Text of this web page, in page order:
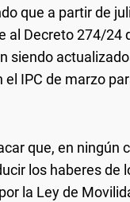
que a partir de
al Decreto 274/24
siendo
el IPC de marzo
que, en ningún
los haberes de
la Ley de